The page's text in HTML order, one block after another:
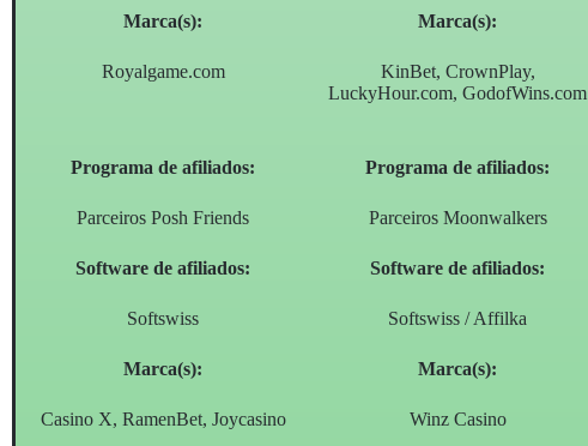
Marca(s):
Royalgame.com
Marca(s):
KinBet, CrownPlay,
LuckyHour.com, GodofWins.com
Programa de afiliados:
Parceiros Posh Friends
Software de afiliados:
Softswiss
Marca(s):
Casino X, RamenBet, Joycasino
Programa de afiliados:
Parceiros Moonwalkers
Software de afiliados:
Softswiss / Affilka
Marca(s):
Winz Casino